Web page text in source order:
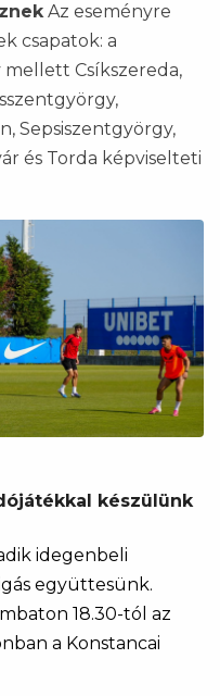
Az eseményre
csapatok: a
Csíkszereda,
Sepsiszentgyörgy,
és Torda képviselteti
készülünk
idegenbeli
együttesünk.
18.30-tól az
a Konstancai